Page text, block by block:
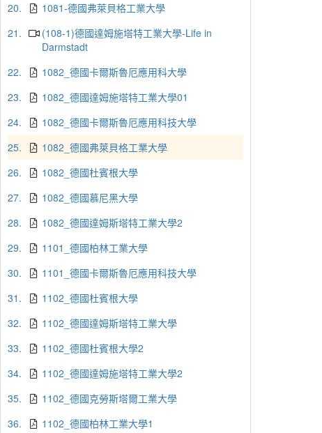
20.
1081-德國弗萊貝格工業大學
21.
(108-1)德國達姆施塔特工業大學-Life in
Darmstadt
22.
1082_德國卡爾斯魯厄應用科大學
23.
1082_德國達姆施塔特工業大學01
24.
1082_德國卡爾斯魯厄應用科技大學
25.
1082_德國弗萊貝格工業大學
26.
1082_德國杜賓根大學
27.
1082_德國慕尼黑大學
28.
1082_德國達姆斯塔特工業大學2
29.
1101_德國柏林工業大學
30.
1101_德國卡爾斯魯厄應用科技大學
31.
1102_德國杜賓根大學
32.
1102_德國達姆斯塔特工業大學
33.
1102_德國杜賓根大學2
34.
1102_德國達姆施塔特工業大學2
35.
1102_德國克勞斯塔爾工業大學
36.
1102_德國柏林工業大學1